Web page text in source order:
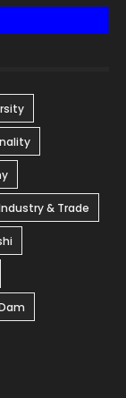
& Trade